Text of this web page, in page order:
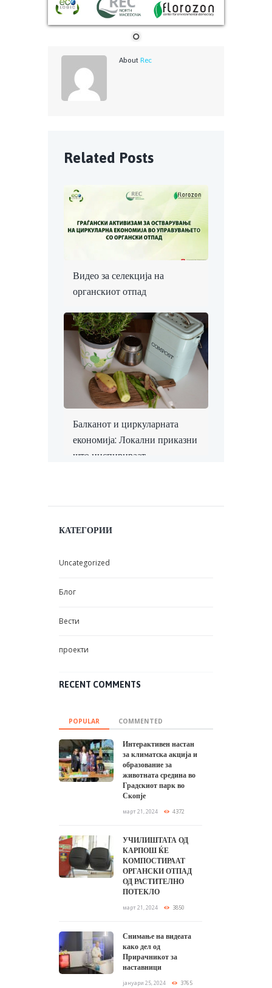
AboutRec
Related Posts
Видео за селекција на
органскиот отпад
Балканот и циркуларната
економија: Локални приказни
што инспирираат
КАТЕГОРИИ
Uncategorized
Блог
Вести
проекти
RECENT COMMENTS
POPULAR COMMENTED
Интерактивен настан
за климатска акција и
образование за
животната средина во
Градскиот парк во
Скопје
март 21, 2024 4372
УЧИЛИШТАТА ОД
КАРПОШ ЌЕ
КОМПОСТИРААТ
ОРГАНСКИ ОТПАД
ОД РАСТИТЕЛНО
ПОТЕКЛО
март 21, 2024 3850
Снимање на видеата
како дел од
Прирачникот за
наставници
јануари 25, 2024 3765